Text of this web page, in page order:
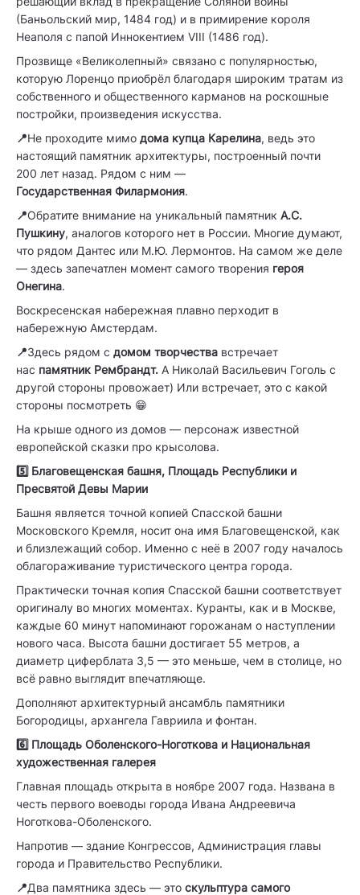
(Баньольский мир, 1484 год) и в примирение короля
Неаполя с папой Иннокентием VIII (1486 год).
Прозвище «Великолепный» связано с популярностью,
которую Лоренцо приобрёл благодаря широким тратам из
собственного и общественного карманов на роскошные
постройки, произведения искусства.
📍Не проходите мимо дома купца Карелина, ведь это
настоящий памятник архитектуры, построенный почти
200 лет назад. Рядом с ним —
Государственная Филармония.
📍Обратите внимание на уникальный памятник А.С.
Пушкину, аналогов которого нет в России. Многие думают,
что рядом Дантес или М.Ю. Лермонтов. На самом же деле
— здесь запечатлен момент самого творения героя
Онегина.
Воскресенская набережная плавно перходит в
набережную Амстердам.
📍Здесь рядом с домом творчества встречает
нас памятник Рембрандт. А Николай Васильевич Гоголь с
другой стороны провожает) Или встречает, это с какой
стороны посмотреть 😁
На крыше одного из домов — персонаж известной
европейской сказки про крысолова.
5️⃣ Благовещенская башня, Площадь Республики и
Пресвятой Девы Марии
Башня является точной копией Спасской башни
Московского Кремля, носит она имя Благовещенской, как
и близлежащий собор. Именно с неё в 2007 году началось
облагораживание туристического центра города.
Практически точная копия Спасской башни соответствует
оригиналу во многих моментах. Куранты, как и в Москве,
каждые 60 минут напоминают горожанам о наступлении
нового часа. Высота башни достигает 55 метров, а
диаметр циферблата 3,5 — это меньше, чем в столице, но
всё равно выглядит впечатляюще.
Дополняют архитектурный ансамбль памятники
Богородицы, архангела Гавриила и фонтан.
6️⃣ Площадь Оболенского-Ноготкова и Национальная
художественная галерея
Главная площадь открыта в ноябре 2007 года. Названа в
честь первого воеводы города Ивана Андреевича
Ноготкова-Оболенского.
Напротив — здание Конгрессов, Администрация главы
города и Правительство Республики.
📍Два памятника здесь — это скульптура самого